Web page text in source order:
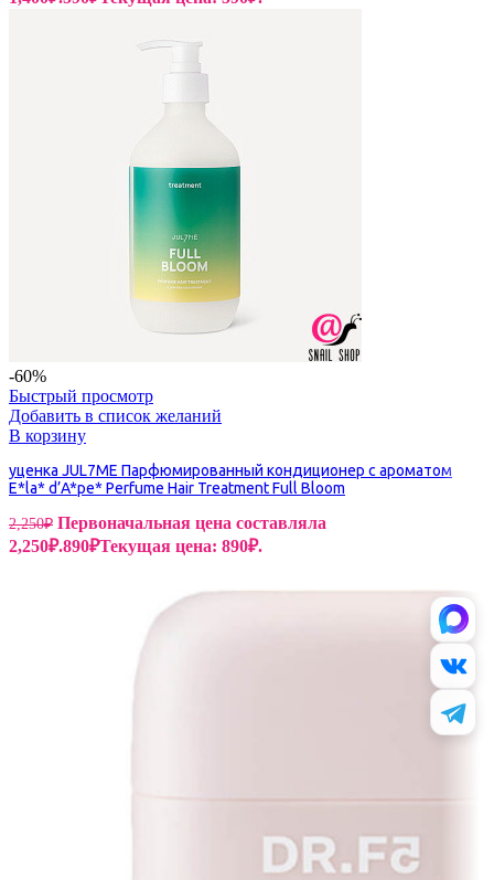
-60%
Быстрый просмотр
Добавить в список желаний
В корзину
уценка JUL7ME Парфюмированный кондиционер с ароматом
E*la* d’A*pe* Perfume Hair Treatment Full Bloom
2,250₽ Первоначальная цена составляла
2,250₽.890₽Текущая цена: 890₽.